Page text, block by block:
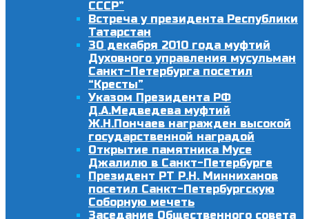
СССР”
Встреча у президента Республики
Татарстан
30 декабря 2010 года муфтий
Духовного управления мусульман
Санкт-Петербурга посетил
“Кресты”
Указом Президента РФ
Д.А.Медведева муфтий
Ж.Н.Пончаев награжден высокой
государственной наградой
Открытие памятника Мусе
Джалилю в Санкт-Петербурге
Президент РТ Р.Н. Минниханов
посетил Санкт-Петербургскую
Соборную мечеть
Заседание Общественного совета